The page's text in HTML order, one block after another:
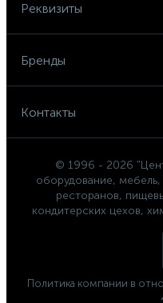
Реквизиты
Бренды
Контакты
© 1996 - 2026
оборудование,
ресторанов,
кондитерских цехов,
Политика компании в